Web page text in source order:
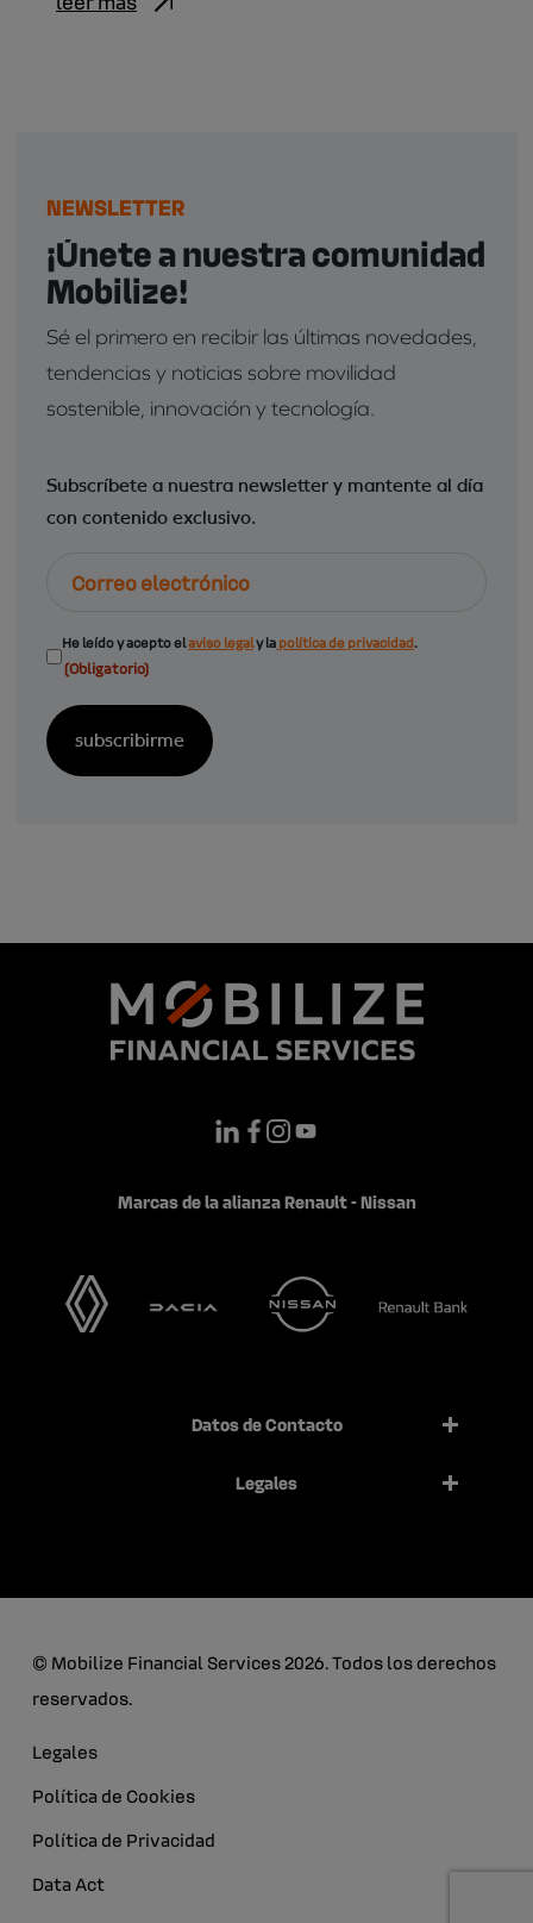
NEWSLETTER
¡Únete a nuestra comunidad
Mobilize!
Sé el primero en recibir las últimas novedades,
tendencias y noticias sobre movilidad
sostenible, innovación y tecnología.
Subscríbete a nuestra newsletter y mantente al día
con contenido exclusivo.
Consentimiento
(Obligatorio)
He leído y acepto elaviso legaly la política de privacidad.
(Obligatorio)
Marcas de la alianza Renault - Nissan
Datos de Contacto
Legales
© Mobilize Financial Services 2026. Todos los derechos
reservados.
Legales
Política de Cookies
Política de Privacidad
Data Act